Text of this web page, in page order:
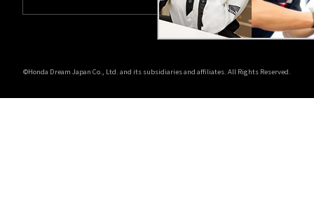
©Honda Dream Japan Co., Ltd. and its subsidiaries and affiliates. All Rights Reserved.